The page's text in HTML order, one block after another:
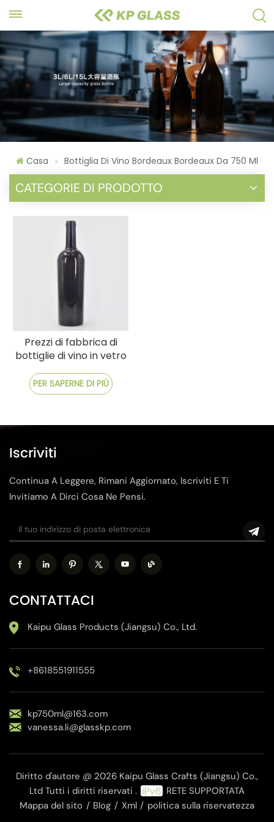
Casa Bottiglia Di Vino Bordeaux Bordeaux Da 750 Ml
CATEGORIE DI PRODOTTO
Prezzi di fabbrica di
bottiglie di vino in vetro
Spedizione rapida
PER SAPERNE DI PIÙ
Iscriviti
Continua A Leggere, Rimani Aggiornato, Iscriviti E Ti
Invitiamo A Dirci Cosa Ne Pensi.
CONTATTACI
Kaipu Glass Products (Jiangsu) Co., Ltd.
+8618551911555
kp750ml@163.com
vanessa.li@glasskp.com
Diritto d'autore @ 2026 Kaipu Glass Crafts (Jiangsu) Co.,
Ltd Tutti i diritti riservati .
RETE SUPPORTATA
Mappa del sito / Blog / Xml / politica sulla riservatezza